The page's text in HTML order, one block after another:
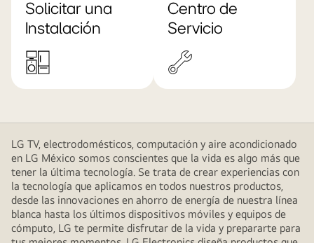
Solicitar una
Instalación
Centro de
Servicio
LG TV, electrodomésticos, computación y aire acondicionado
en LG México somos conscientes que la vida es algo más que
tener la última tecnología. Se trata de crear experiencias con
la tecnología que aplicamos en todos nuestros productos,
desde las innovaciones en ahorro de energía de nuestra línea
blanca hasta los últimos dispositivos móviles y equipos de
cómputo, LG te permite disfrutar de la vida y prepararte para